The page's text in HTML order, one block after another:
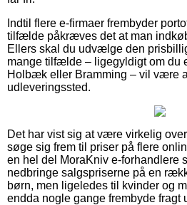
Indtil flere e-firmaer frembyder
tilfælde påkræves det at man
Ellers skal du udvælge den
mange tilfælde – ligegyldigt om du
Holbæk eller Bramming – vil være
udleveringssted.
Det har vist sig at være virkelig
søge sig frem til priser på flere
en hel del MoraKniv e-forhandlere
nedbringe salgspriserne på en
børn, men ligeledes til kvinder og
endda nogle gange frembyde fragt